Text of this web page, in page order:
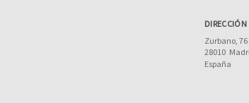
DIRECCIÓN
Zurbano, 76
28010
España